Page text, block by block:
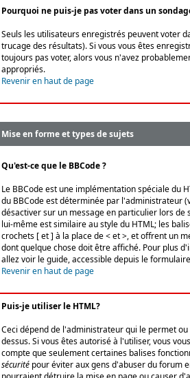
Pourquoi ne puis-je pas voter dans un
Seuls les utilisateurs enregistrés peuvent voter
trucage des résultats). Si vous vous êtes
toujours pas voter, alors vous n'avez
appropriés.
Revenir en haut de page
Mise en forme et types de sujets
Qu'est-ce que le BBCode ?
Le BBCode est une implémentation spéciale du
du BBCode est déterminée par l'administrateur
désactiver sur un message en particulier lors de
lui-même est similaire au style du HTML; les
crochets [ et ] à la place de < et >, et offrent un
dont quelque chose doit être affiché. Pour plus
allez voir le guide, accessible depuis le
Revenir en haut de page
Puis-je utiliser le HTML?
Ceci dépend de l'administrateur qui le permet
dessus. Si vous êtes autorisé à l'utiliser, vous
compte que seulement certaines balises
sécurité pour éviter aux gens d'abuser du forum